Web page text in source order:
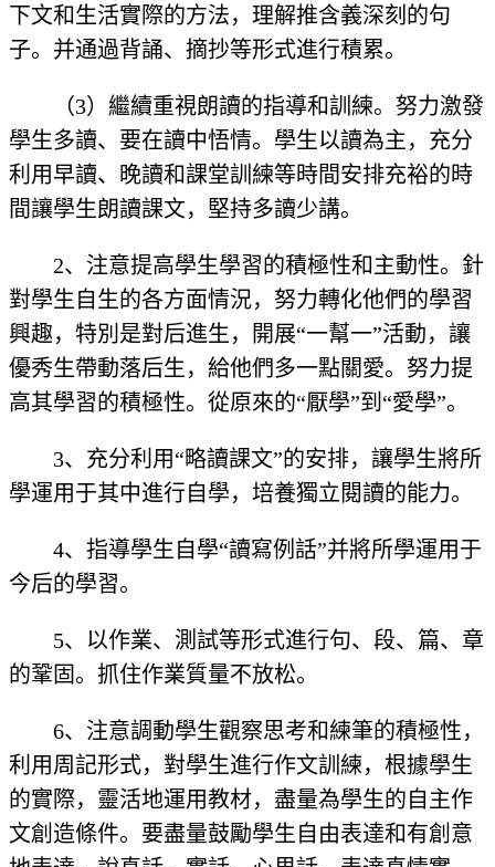
下文和生活實際的方法，理解推含義深刻的句
子。并通過背誦、摘抄等形式進行積累。
（3）繼續重視朗讀的指導和訓練。努力激發
學生多讀、要在讀中悟情。學生以讀為主，充分
利用早讀、晚讀和課堂訓練等時間安排充裕的時
間讓學生朗讀課文，堅持多讀少講。
2、注意提高學生學習的積極性和主動性。針
對學生自生的各方面情況，努力轉化他們的學習
興趣，特別是對后進生，開展“一幫一”活動，讓
優秀生帶動落后生，給他們多一點關愛。努力提
高其學習的積極性。從原來的“厭學”到“愛學”。
3、充分利用“略讀課文”的安排，讓學生將所
學運用于其中進行自學，培養獨立閱讀的能力。
4、指導學生自學“讀寫例話”并將所學運用于
今后的學習。
5、以作業、測試等形式進行句、段、篇、章
的鞏固。抓住作業質量不放松。
6、注意調動學生觀察思考和練筆的積極性，
利用周記形式，對學生進行作文訓練，根據學生
的實際，靈活地運用教材，盡量為學生的自主作
文創造條件。要盡量鼓勵學生自由表達和有創意